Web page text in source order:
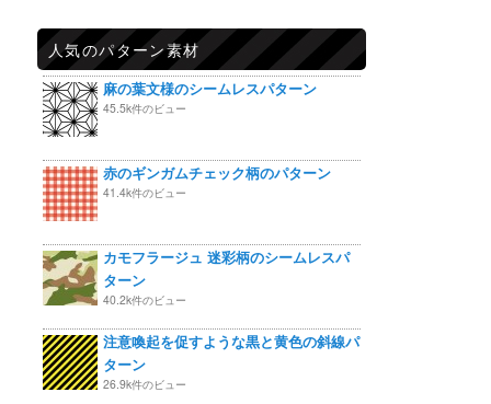
人気のパターン素材
麻の葉文様のシームレスパターン
45.5k件のビュー
赤のギンガムチェック柄のパターン
41.4k件のビュー
カモフラージュ 迷彩柄のシームレスパ
ターン
40.2k件のビュー
注意喚起を促すような黒と黄色の斜線パ
ターン
26.9k件のビュー